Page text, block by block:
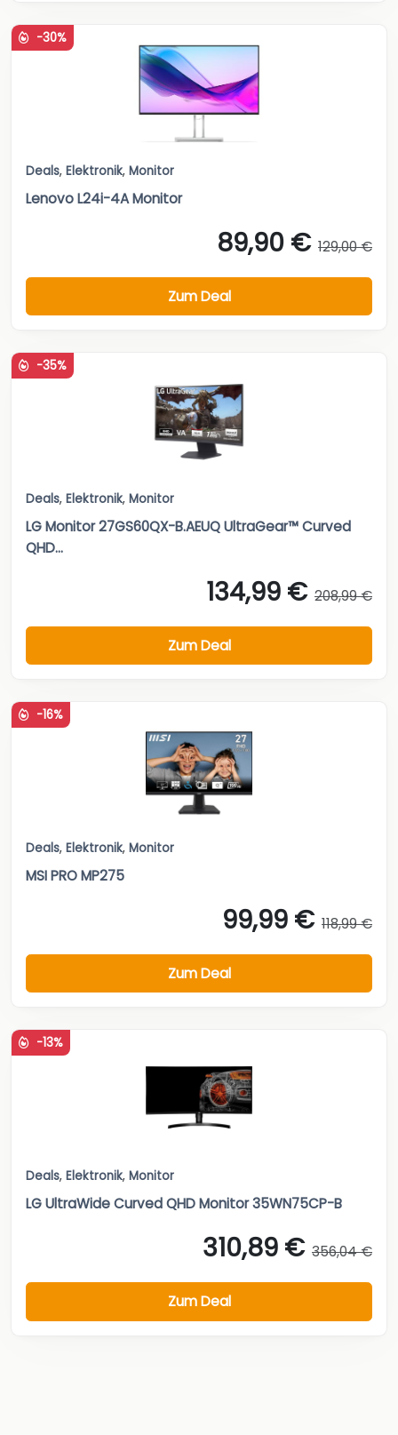
-30%
Deals, Elektronik, Monitor
Lenovo L24i-4A Monitor
89,90 € 129,00 €
Zum Deal
-35%
Deals, Elektronik, Monitor
LG Monitor 27GS60QX-B.AEUQ UltraGear™ Curved
QHD...
134,99 € 208,99 €
Zum Deal
-16%
Deals, Elektronik, Monitor
MSI PRO MP275
99,99 € 118,99 €
Zum Deal
-13%
Deals, Elektronik, Monitor
LG UltraWide Curved QHD Monitor 35WN75CP-B
310,89 € 356,04 €
Zum Deal